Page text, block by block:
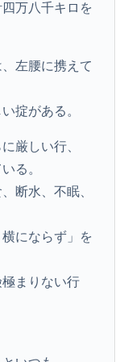
万八千キロを
左腰に携えて
掟がある。
厳しい行、
る。
断水、不眠、
にならず」を
まりない行